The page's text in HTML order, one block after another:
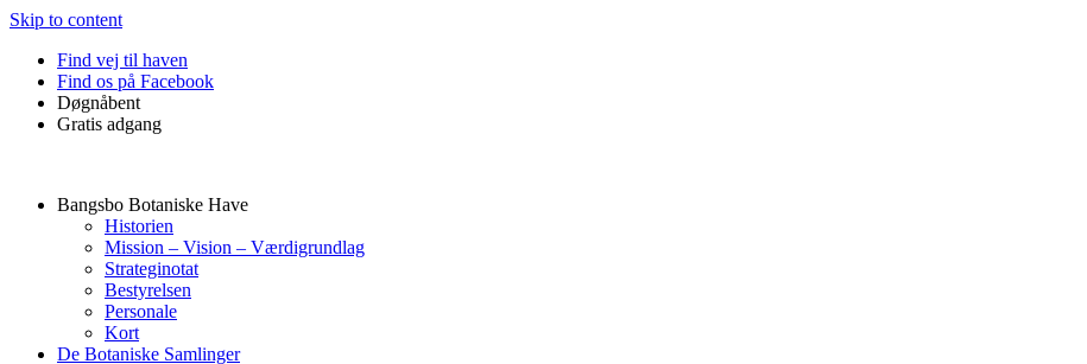
Skip to content
Find vej til haven
Find os på Facebook
Døgnåbent
Gratis adgang
Bangsbo Botaniske Have
Historien
Mission – Vision – Værdigrundlag
Strateginotat
Bestyrelsen
Personale
Kort
De Botaniske Samlinger